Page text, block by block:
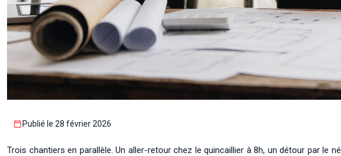
Publié le 28 février 2026
Trois chantiers en parallèle. Un aller-retour chez le quincaillier à 8h, un détour par